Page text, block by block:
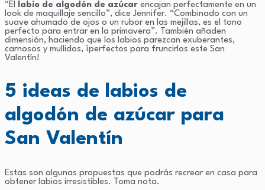
“El labio de algodón de azúcar encajan perfectamente en un
look de maquillaje sencillo”, dice Jennifer. “Combinado con un
suave ahumado de ojos o un rubor en las mejillas, es el tono
perfecto para entrar en la primavera”. También añaden
dimensión, haciendo que los labios parezcan exuberantes,
carnosos y mullidos, ¡perfectos para fruncirlos este San
Valentín!
5 ideas de labios de
algodón de azúcar para
San Valentín
Estas son algunas propuestas que podrás recrear en casa para
obtener labios irresistibles. Toma nota.